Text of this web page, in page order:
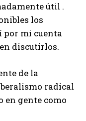
útil .
los
por mi cuenta
discutirlos.
de la
radical
en gente como